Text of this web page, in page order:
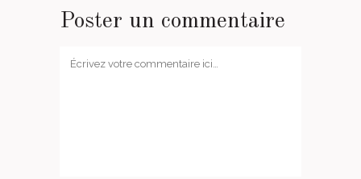
Poster un commentaire